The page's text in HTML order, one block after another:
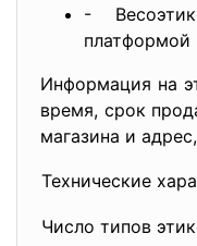
-
платформой
Информация на
время, срок
магазина и
Технические
Число типов